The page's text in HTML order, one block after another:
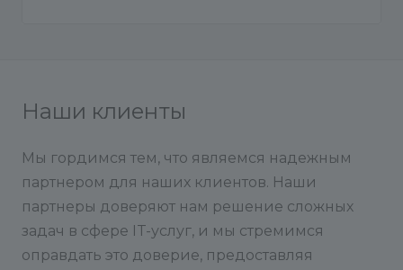
Наши клиенты
Мы гордимся тем, что являемся надежным
партнером для наших клиентов. Наши
партнеры доверяют нам решение сложных
задач в сфере IT-услуг, и мы стремимся
оправдать это доверие, предоставляя